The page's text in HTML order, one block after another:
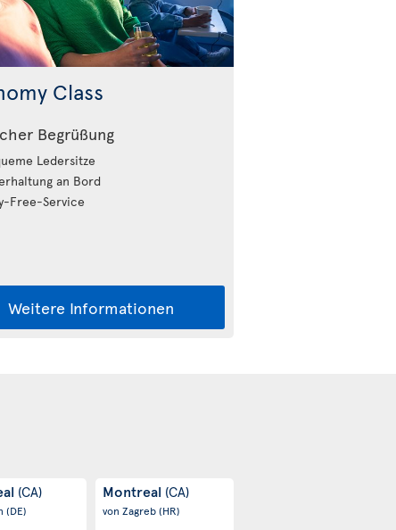
Class
Begrüßung
Ledersitze
an Bord
Free-Service
Weitere Informationen
(CA)
(DE)
Montreal (CA)
von Zagreb(HR)